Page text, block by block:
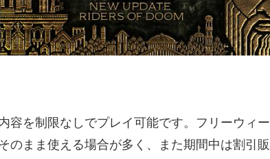
容を制限なしでプレイ可能です。フリーウィー
のまま使える場合が多く、また期間中は割引販